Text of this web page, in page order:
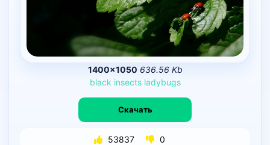
1400×1050 636.56 Kb
black insects ladybugs
Скачать
53837 0